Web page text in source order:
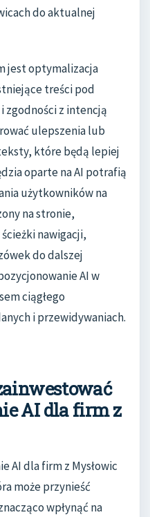
do aktualnej
jest optymalizacja
treści pod
zgodności z intencją
ulepszenia lub
które będą lepiej
oparte na AI potrafią
użytkowników na
na stronie,
nawigacji,
do dalszej
AI w
ciągłego
i przewidywaniach.
AI dla firm z
AI dla firm z Mysłowic
może przynieść
wpłynąć na